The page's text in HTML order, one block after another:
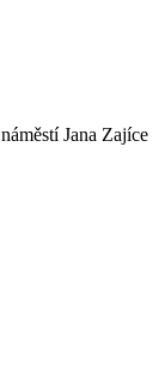
náměstí Jana Zajíce